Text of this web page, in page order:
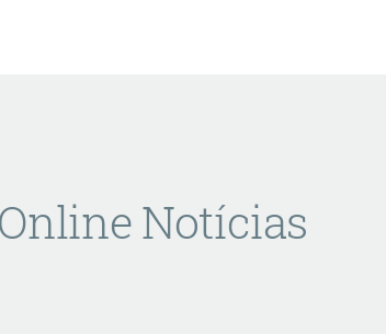
Notícias